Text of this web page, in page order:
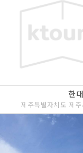
한
제주특별자치도 제